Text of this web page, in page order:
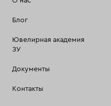
Блог
Ювелирная академия
ЗУ
Документы
Контакты